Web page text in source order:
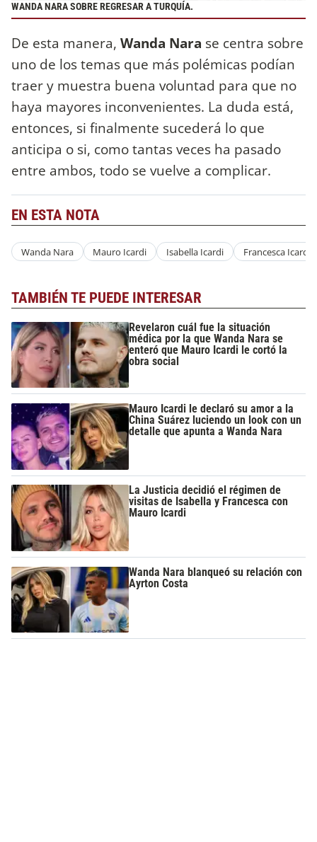
WANDA NARA SOBRE REGRESAR A TURQUÍA.
De esta manera, Wanda Nara se centra sobre
uno de los temas que más polémicas podían
traer y muestra buena voluntad para que no
haya mayores inconvenientes. La duda está,
entonces, si finalmente sucederá lo que
anticipa o si, como tantas veces ha pasado
entre ambos, todo se vuelve a complicar.
EN ESTA NOTA
Wanda Nara Mauro Icardi Isabella Icardi Francesca Icardi
TAMBIÉN TE PUEDE INTERESAR
Revelaron cuál fue la situación
médica por la que Wanda Nara se
enteró que Mauro Icardi le cortó la
obra social
Mauro Icardi le declaró su amor a la
China Suárez luciendo un look con un
detalle que apunta a Wanda Nara
La Justicia decidió el régimen de
visitas de Isabella y Francesca con
Mauro Icardi
Wanda Nara blanqueó su relación con
Ayrton Costa